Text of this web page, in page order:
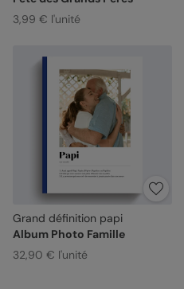
3,99 € l'unité
Grand définition papi
Album Photo Famille
32,90 € l'unité